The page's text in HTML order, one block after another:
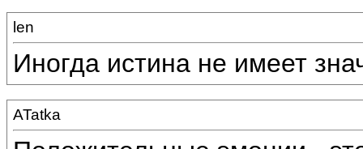
len
Иногда истина не имеет
ATatka